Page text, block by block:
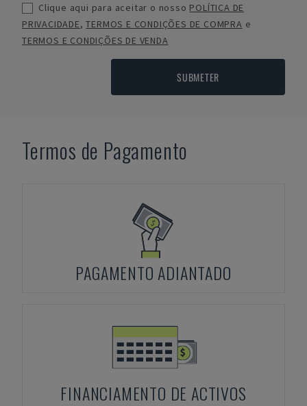
Clique aqui para aceitar o nosso POLÍTICA DE
PRIVACIDADE,TERMOS E CONDIÇÕES DE COMPRA e
TERMOS E CONDIÇÕES DE VENDA
SUBMETER
Termos de Pagamento
PAGAMENTO ADIANTADO
FINANCIAMENTO DE ACTIVOS